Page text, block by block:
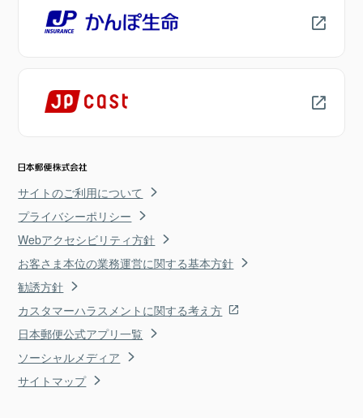
サイトのご利用について
プライバシーポリシー
Webアクセシビリティ方針
お客さま本位の業務運営に関する基本方針
勧誘方針
カスタマーハラスメントに関する考え方
日本郵便公式アプリ一覧
ソーシャルメディア
サイトマップ